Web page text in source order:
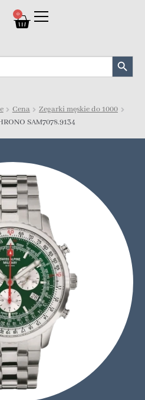
0
Search Button
Cena
Zegarki męskie do 1000
SAM7078.9134